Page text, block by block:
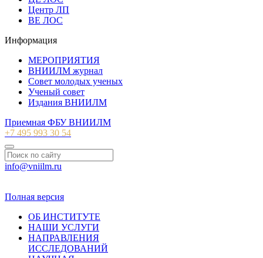
Центр ЛП
ВЕ ЛОС
Информация
МЕРОПРИЯТИЯ
ВНИИЛМ журнал
Совет молодых ученых
Ученый совет
Издания ВНИИЛМ
Приемная ФБУ ВНИИЛМ
+7 495 993 30 54
info@vniilm.ru
Полная версия
ОБ ИНСТИТУТЕ
НАШИ УСЛУГИ
НАПРАВЛЕНИЯ
ИССЛЕДОВАНИЙ